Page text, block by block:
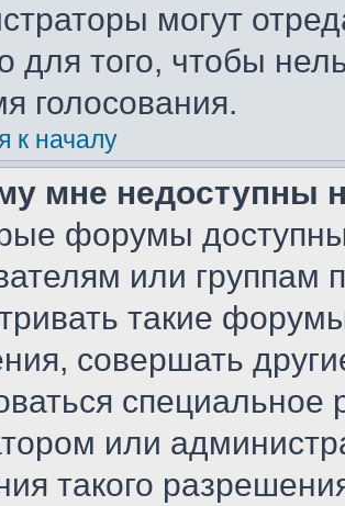
могут
для того, чтобы
голосования.
к началу
мне недоступны
форумы
или группам
такие
совершать
или
такого